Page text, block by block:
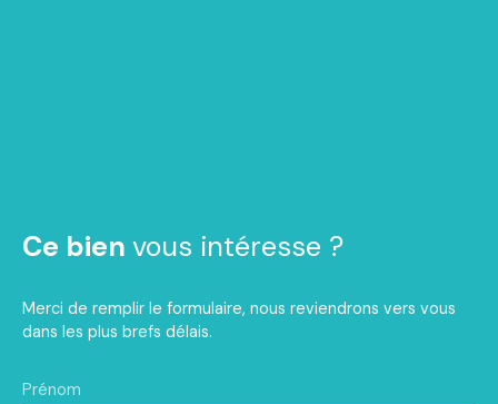
Ce bien vous intéresse ?
Merci de remplir le formulaire, nous reviendrons vers vous
dans les plus brefs délais.
Prénom